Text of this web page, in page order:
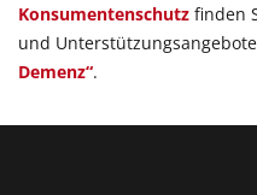
Konsumentenschutz finden
und
Demenz“.